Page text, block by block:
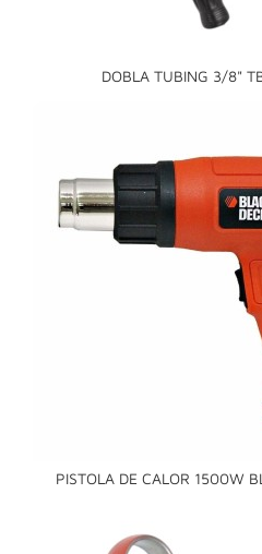
DOBLA TUBING 3/8"
PISTOLA DE CALOR 1500W